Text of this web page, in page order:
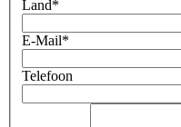
Land*
E-Mail*
Telefoon